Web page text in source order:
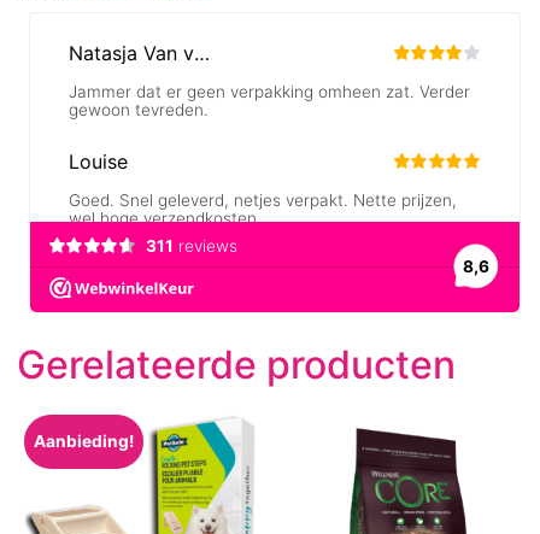
Gerelateerde producten
Aanbieding!